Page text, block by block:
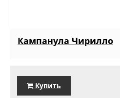
Кампанула Чирилло
Купить